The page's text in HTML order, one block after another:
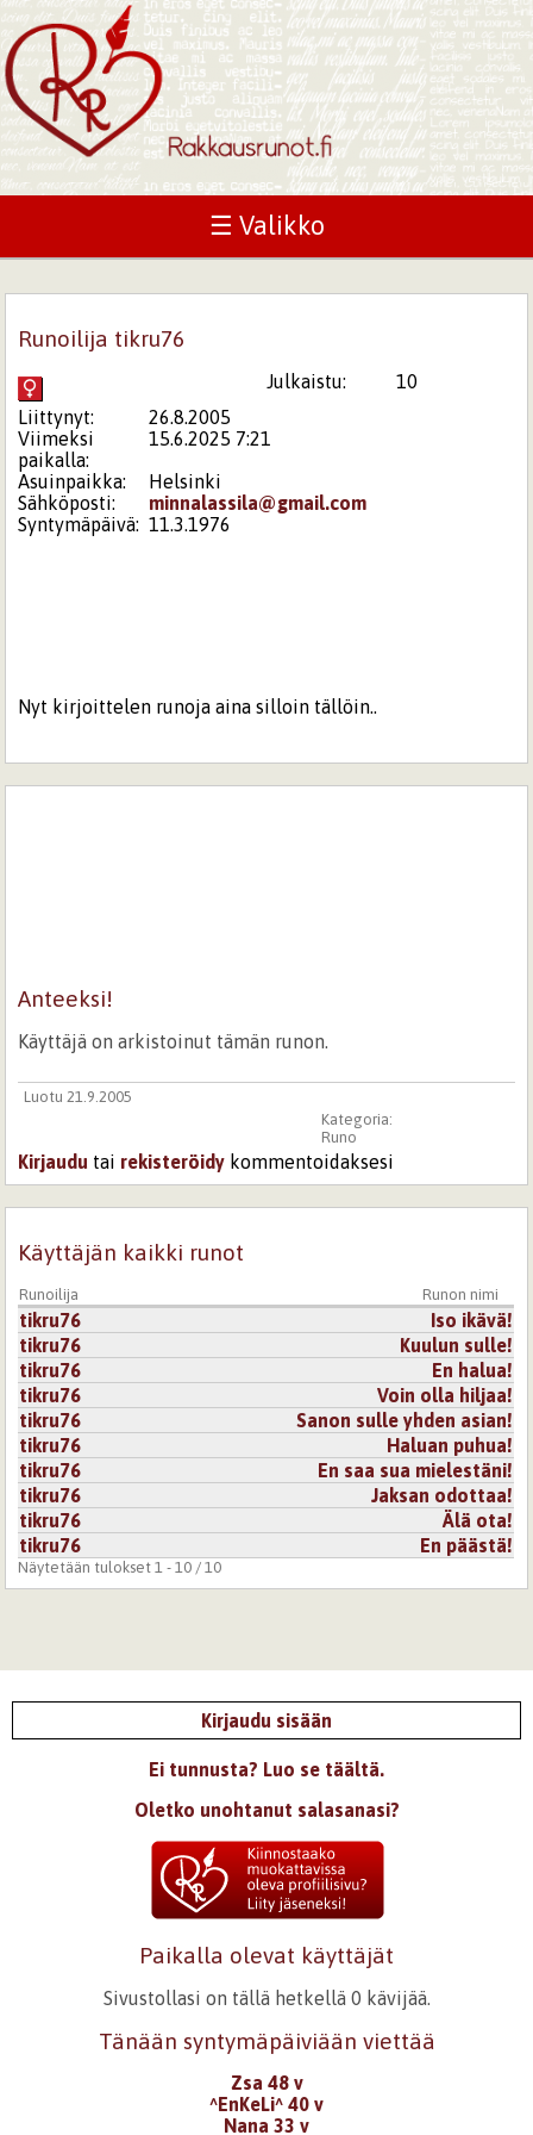
☰ Valikko
Runoilija tikru76
Julkaistu:
10
Liittynyt:
26.8.2005
Viimeksi
paikalla:
15.6.2025 7:21
Asuinpaikka:
Helsinki
Sähköposti:
minnalassila@gmail.com
Syntymäpäivä: 11.3.1976
Nyt kirjoittelen runoja aina silloin tällöin..
Anteeksi!
Käyttäjä on arkistoinut tämän runon.
Luotu 21.9.2005
Kategoria:
Runo
Kirjaudu tai rekisteröidy kommentoidaksesi
Käyttäjän kaikki runot
Runoilija Runon nimi
tikru76
Iso ikävä!
tikru76
Kuulun sulle!
tikru76
En halua!
tikru76
Voin olla hiljaa!
tikru76
Sanon sulle yhden asian!
tikru76
Haluan puhua!
tikru76
En saa sua mielestäni!
tikru76
Jaksan odottaa!
tikru76
Älä ota!
tikru76
En päästä!
Näytetään tulokset 1 - 10 / 10
Kirjaudu sisään
Ei tunnusta? Luo se täältä.
Oletko unohtanut salasanasi?
Paikalla olevat käyttäjät
Sivustollasi on tällä hetkellä 0 kävijää.
Tänään syntymäpäiviään viettää
Zsa 48 v
^EnKeLi^ 40 v
Nana 33 v